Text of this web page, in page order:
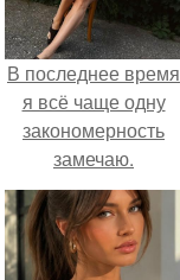
В последнее время
я всё чаще одну
закономерность
замечаю.